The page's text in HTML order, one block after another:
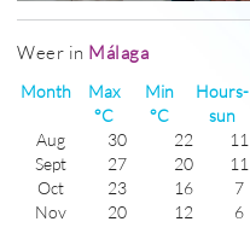
Weer in Málaga
Month
Max
°C
Min
°C
Hours-
sun
Aug
30 22
11
Sept
27 20
11
Oct
23 16
7
Nov
20 12
6